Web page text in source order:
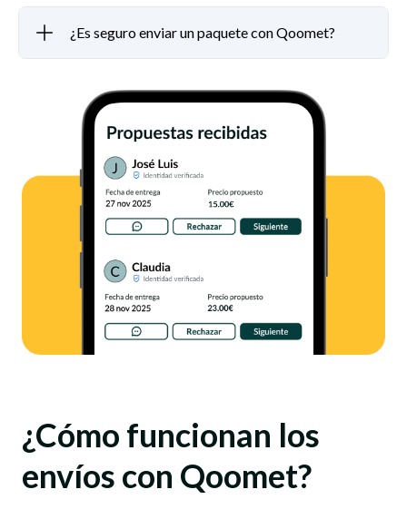
¿Es seguro enviar un paquete con Qoomet?
¿Cómo funcionan los
envíos con Qoomet?